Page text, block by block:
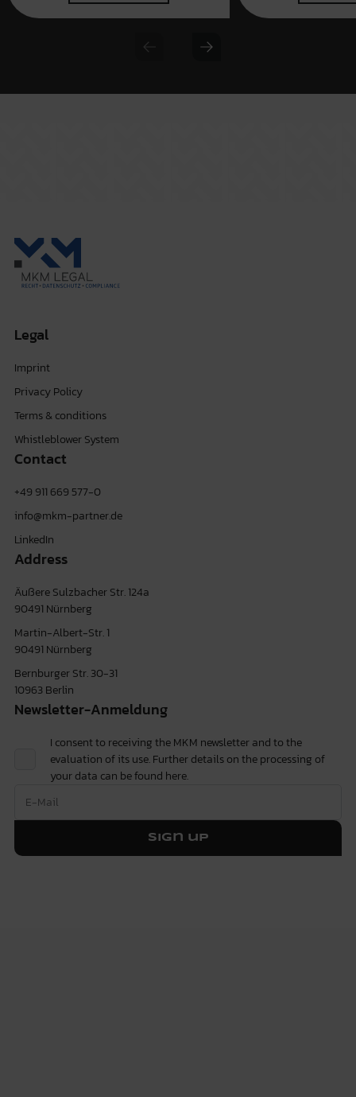
Previous slide
Next slide
Legal
Imprint
Privacy Policy
Terms & conditions
Whistleblower System
Contact
+49 911 669 577-0
info@mkm-partner.de
LinkedIn
Address
Äußere Sulzbacher Str. 124a
90491 Nürnberg
Martin-Albert-Str. 1
90491 Nürnberg
Bernburger Str. 30-31
10963 Berlin
Newsletter-Anmeldung
I consent to receiving the MKM newsletter and to the
evaluation of its use. Further details on the processing of
your data can be found here.
Sign up